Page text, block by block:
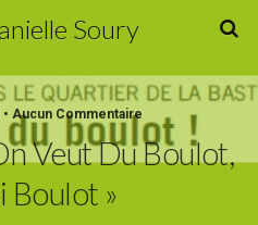
Soury
Aucun Commentaire
Veut Du Boulot,
Boulot »